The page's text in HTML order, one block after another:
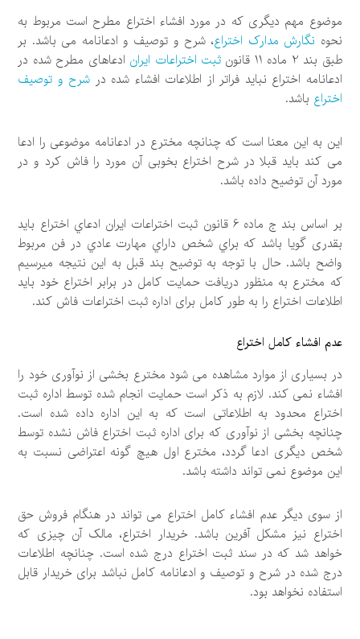
موضوع مهم دیگری که در مورد افشاء اختراع مطرح است مربوط به
نحوه نگارش مدارک اختراع، شرح و توصیف و ادعانامه می باشد. بر
طبق بند 2 ماده 11 قانون
ثبت اختراعات ایران ادعاهای مطرح شده در
ادعانامه اختراع نباید فراتر از اطلاعات افشاء شده در شرح و توصیف
اختراع باشد.
این به این معنا است که چنانچه مخترع در ادعانامه موضوعی را ادعا
می کند باید قبلا در شرح اختراع بخوبی آن مورد را فاش کرد و در
مورد آن توضیح داده باشد.
بر اساس بند ج ماده 6 قانون ثبت اختراعات ایران ادعاي اختراع باید
بقدری گويا باشد که براي شخص داراي مهارت عادي در فن مربوط
واضح باشد. حال با توجه به توضیح بند قبل به این نتیجه میرسیم
که مخترع به منظور دریافت حمایت کامل در برابر اختراع خود باید
اطلاعات اختراع را به طور کامل برای اداره ثبت اختراعات فاش کند.
عدم افشاء کامل اختراع
در بسیاری از موارد مشاهده می شود مخترع بخشی از نوآوری خود را
افشاء نمی کند. لازم به ذکر است حمایت انجام شده توسط اداره ثبت
اختراع محدود به اطلاعاتی است که به این اداره داده شده است.
چنانچه بخشی از نوآوری که برای اداره ثبت اختراع فاش نشده توسط
شخص دیگری ادعا گردد، مخترع اول هیچ گونه اعتراضی نسبت به
این موضوع نمی تواند داشته باشد.
از سوی دیگر عدم افشاء کامل اختراع می تواند در هنگام فروش حق
اختراع نیز مشکل آفرین باشد. خریدار اختراع، مالک آن چیزی که
خواهد شد که در سند ثبت اختراع درج شده است. چنانچه اطلاعات
درج شده در شرح و توصیف و ادعانامه کامل نباشد برای خریدار قابل
استفاده نخواهد بود.